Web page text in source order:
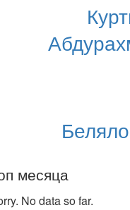
месяца
No data so far.